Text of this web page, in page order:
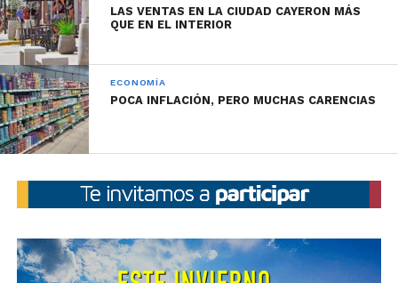
LAS VENTAS EN LA CIUDAD CAYERON MÁS
QUE EN EL INTERIOR
ECONOMÍA
POCA INFLACIÓN, PERO MUCHAS CARENCIAS